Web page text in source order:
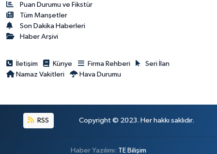
Puan Durumu ve Fikstür
Tüm Manşetler
Son Dakika Haberleri
Haber Arşivi
İletişim Künye Firma Rehberi
Seri İlan
Namaz Vakitleri
Hava Durumu
RSS Copyright © 2023. Her hakkı saklıdır.
Haber Yazılımı: TE Bilişim